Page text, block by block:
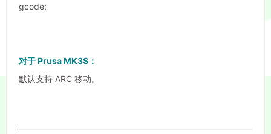
gcode:
对于 Prusa MK3S：
默认支持 ARC 移动。